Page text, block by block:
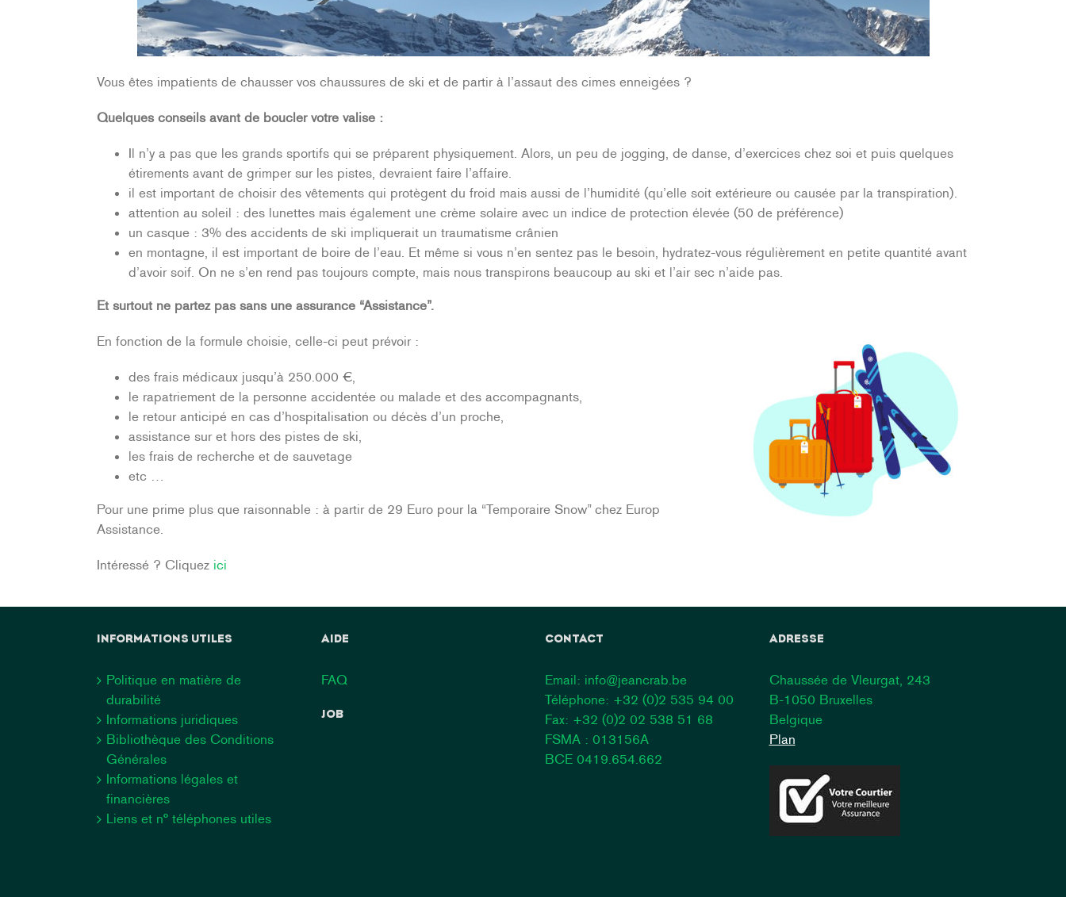
Vous êtes impatients de chausser vos chaussures de ski et de partir à l’assaut des cimes enneigées ?
Quelques conseils avant de boucler votre valise :
Il n’y a pas que les grands sportifs qui se préparent physiquement. Alors, un peu de jogging, de danse, d’exercices chez soi et puis quelques
étirements avant de grimper sur les pistes, devraient faire l’affaire.
il est important de choisir des vêtements qui protègent du froid mais aussi de l’humidité (qu’elle soit extérieure ou causée par la transpiration).
attention au soleil : des lunettes mais également une crème solaire avec un indice de protection élevée (50 de préférence)
un casque : 3% des accidents de ski impliquerait un traumatisme crânien
en montagne, il est important de boire de l’eau. Et même si vous n’en sentez pas le besoin, hydratez-vous régulièrement en petite quantité avant
d’avoir soif. On ne s’en rend pas toujours compte, mais nous transpirons beaucoup au ski et l’air sec n’aide pas.
Et surtout ne partez pas sans une assurance “Assistance”.
En fonction de la formule choisie, celle-ci peut prévoir :
des frais médicaux jusqu’à 250.000 €,
le rapatriement de la personne accidentée ou malade et des accompagnants,
le retour anticipé en cas d’hospitalisation ou décès d’un proche,
assistance sur et hors des pistes de ski,
les frais de recherche et de sauvetage
etc …
Pour une prime plus que raisonnable : à partir de 29 Euro pour la “Temporaire Snow” chez Europ
Assistance.
Intéressé ? Cliquez ici
INFORMATIONS UTILES
Politique en matière de
durabilité
Informations juridiques
Bibliothèque des Conditions
Générales
Informations légales et
financières
Liens et n° téléphones utiles
AIDE
FAQ
JOB
CONTACT
Email: info@jeancrab.be
Téléphone: +32 (0)2 535 94 00
Fax: +32 (0)2 02 538 51 68
FSMA : 013156A
BCE 0419.654.662
ADRESSE
Chaussée de Vleurgat, 243
B-1050 Bruxelles
Belgique
Plan